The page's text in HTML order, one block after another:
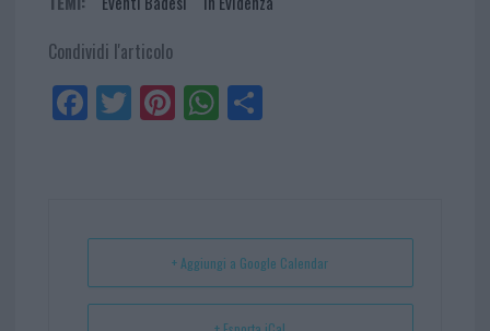
Condividi l'articolo
Fa
ce
Tw
itt
Pi
nt
t
W
ha
p
Sh
+ Aggiungi a Google Calendar